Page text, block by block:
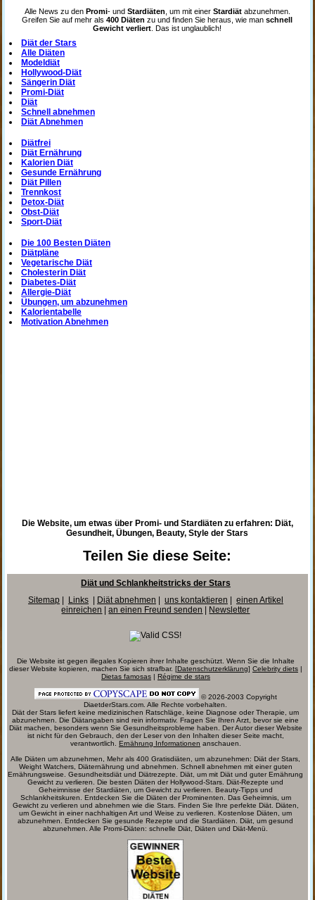
Alle News zu den Promi- und Stardiäten , um mit einer Stardiätabzunehmen.
Greifen Sie auf mehr als400 Diäten zu und finden Sie heraus, wie manschnell
Gewicht verliert . Das ist unglaublich!
Diät der Stars
Alle Diäten
Modeldiät
Hollywood-Diät
Sängerin Diät
Promi-Diät
Diät
Schnell abnehmen
Diät Abnehmen
Diätfrei
Diät Ernährung
Kalorien Diät
Gesunde Ernährung
Diät Pillen
Trennkost
Detox-Diät
Obst-Diät
Sport-Diät
Die 100 Besten Diäten
Diätpläne
Vegetarische Diät
Cholesterin Diät
Diabetes-Diät
Allergie-Diät
Übungen, um abzunehmen
Kalorientabelle
Motivation Abnehmen
Die Website, um etwas über Promi- und Stardiäten zu erfahren: Diät,
Gesundheit, Übungen, Beauty, Style der Stars
Teilen Sie diese Seite:
Diät und Schlankheitstricks der Stars
Sitemap| Links| Diät abnehmen uns kontaktieren
einen Artikel
einreichen
|an einen Freund senden Newsletter
Die Website ist gegen illegales Kopieren ihrer Inhalte geschützt. Wenn Sie die Inhalte
dieser Website kopieren, machen Sie sich strafbar. [Datenschutzerklärung] Celebrity diets|
Dietas famosas| Régime de stars
© 2026-2003 Copyright
DiaetderStars.com. Alle Rechte vorbehalten.
Diät der Stars liefert keine medizinischen Ratschläge, keine Diagnose oder Therapie, um
abzunehmen. Die Diätangaben sind rein informativ. Fragen Sie Ihren Arzt, bevor sie eine
Diät machen, besonders wenn Sie Gesundheitsprobleme haben. Der Autor dieser Website
ist nicht für den Gebrauch, den der Leser von den Inhalten dieser Seite macht,
verantwortlich. Ernährung Informationen anschauen.
Alle Diäten um abzunehmen, Mehr als 400 Gratisdiäten, um abzunehmen: Diät der Stars,
Weight Watchers, Diäternährung und abnehmen. Schnell abnehmen mit einer guten
Ernährungsweise. Gesundheitsdiät und Diätrezepte. Diät, um mit Diät und guter Ernährung
Gewicht zu verlieren. Die besten Diäten der Hollywood-Stars. Diät-Rezepte und
Geheimnisse der Stardiäten, um Gewicht zu verlieren. Beauty-Tipps und
Schlankheitskuren. Entdecken Sie die Diäten der Prominenten. Das Geheimnis, um
Gewicht zu verlieren und abnehmen wie die Stars. Finden Sie Ihre perfekte Diät. Diäten,
um Gewicht in einer nachhaltigen Art und Weise zu verlieren. Kostenlose Diäten, um
abzunehmen. Entdecken Sie gesunde Rezepte und die Stardiäten. Diät, um gesund
abzunehmen. Alle Promi-Diäten: schnelle Diät, Diäten und Diät-Menü.